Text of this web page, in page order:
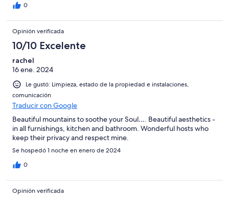
0
Opinión verificada
10/10 Excelente
rachel
16 ene. 2024
Le gustó: Limpieza, estado de la propiedad e instalaciones,
comunicación
Traducir con Google
Beautiful mountains to soothe your Soul…. Beautiful aesthetics -
in all furnishings, kitchen and bathroom. Wonderful hosts who
keep their privacy and respect mine.
Se hospedó 1 noche en enero de 2024
0
Opinión verificada